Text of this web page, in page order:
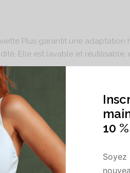
10
Soyez
Plus garantit une
Elle est lavable et réutilisable,
nos serviettes assurent votre